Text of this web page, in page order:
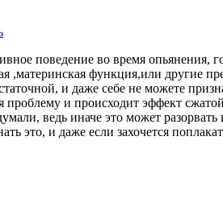
поведение во время
,материнская функция,или другие
и даже себе не можете
проблему и происходит эффект
ведь иначе это может
это, и даже если захочется